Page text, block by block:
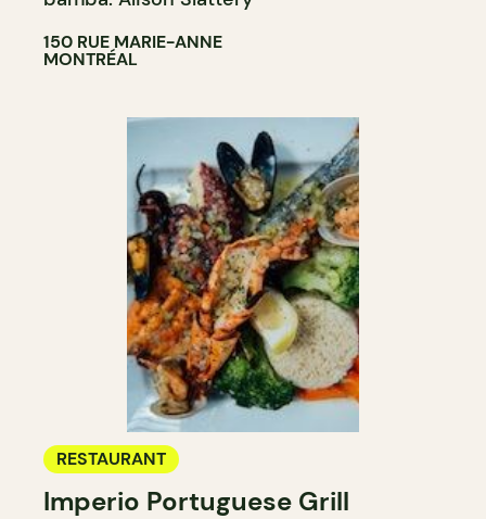
150 RUE MARIE-ANNE
MONTRÉAL
RESTAURANT
Imperio Portuguese Grill